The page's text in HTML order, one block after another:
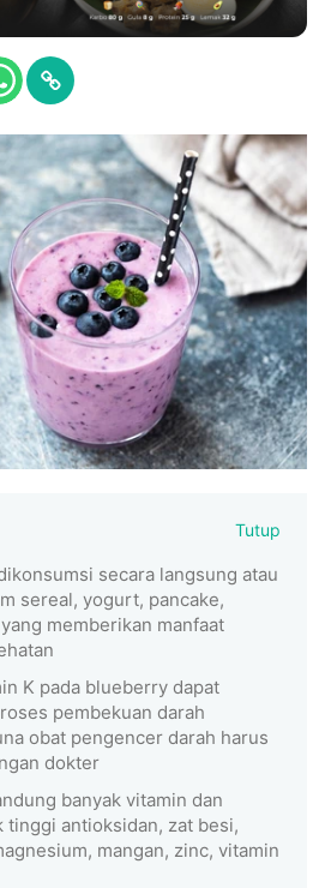
Tutup
secara langsung atau
sereal, yogurt, pancake,
memberikan manfaat
K pada blueberry dapat
pembekuan darah
obat pengencer darah harus
dokter
banyak vitamin dan
tinggi antioksidan, zat besi,
mangan, zinc, vitamin